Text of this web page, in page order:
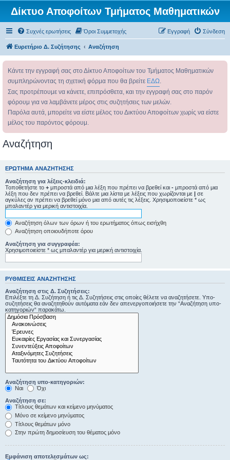
Δίκτυο Αποφοίτων Τμήματος Μαθηματικών
Συχνές ερωτήσεις Όροι Συμμετοχής Σύνδεση
Εγγραφή
Ευρετήριο Δ. Συζήτησης Αναζήτηση
Κάντε την εγγραφή σας στο Δίκτυο Αποφοίτων του Τμήματος Μαθηματικών
συμπληρώνοντας τη σχετική φόρμα που θα βρείτε ΕΔΩ.
Σας προτρέπουμε να κάνετε, επιπρόσθετα, και την εγγραφή σας στο παρόν
φόρουμ για να λαμβάνετε μέρος στις συζητήσεις των μελών.
Παρόλα αυτά, μπορείτε να είστε μέλος του Δικτύου Αποφοίτων χωρίς να είστε
μέλος του παρόντος φόρουμ.
Αναζήτηση
ΕΡΏΤΗΜΑ ΑΝΑΖΉΤΗΣΗΣ
Αναζήτηση για λέξεις-κλειδιά:
Τοποθετήστε το + μπροστά από μια λέξη που πρέπει να βρεθεί και - μπροστά από μια
λέξη που δεν πρέπει να βρεθεί. Βάλτε μια λίστα με λέξεις που χωρίζονται με | σε
αγκύλες αν πρέπει να βρεθεί μόνο μια από αυτές τις λέξεις. Χρησιμοποιείστε * ως
μπαλαντέρ για μερική αντιστοιχία.
Αναζήτηση όλων των όρων ή του ερωτήματος όπως εισήχθη
Αναζήτηση οποιουδήποτε όρου
Αναζήτηση για συγγραφέα:
Χρησιμοποιείστε * ως μπαλαντέρ για μερική αντιστοιχία.
ΡΥΘΜΊΣΕΙΣ ΑΝΑΖΉΤΗΣΗΣ
Αναζήτηση στις Δ. Συζητήσεις:
Επιλέξτε τη Δ. Συζήτηση ή τις Δ. Συζητήσεις στις οποίες θέλετε να αναζητήσετε. Υπο-
συζητήσεις θα αναζητηθούν αυτόματα εάν δεν απενεργοποιήσετε την “Αναζήτηση υπο-
κατηγοριών“ παρακάτω.
Αναζήτηση υπο-κατηγοριών:
Ναι
Όχι
Αναζήτηση σε:
Τίτλους θεμάτων και κείμενο μηνύματος
Μόνο σε κείμενο μηνύματος
Τίτλους θεμάτων μόνο
Στην πρώτη δημοσίευση του θέματος μόνο
Εμφάνιση αποτελεσμάτων ως: